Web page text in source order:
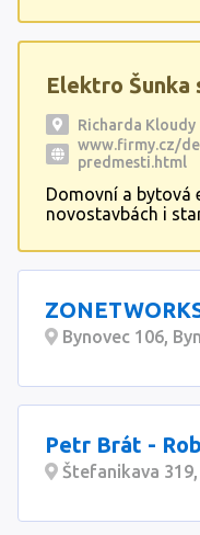
požární ochrany a
ochrany životního
nádob, zdvihacích
Zajišťujeme
zdravotním
Elektro Šunka
Richarda
www.firmy.cz/
predmesti.html
Domovní a bytová
novostavbách i
zabezpečení,
venkovního
slaboproud.
Bynovec 106,
Petr Brát -
Štefanikava